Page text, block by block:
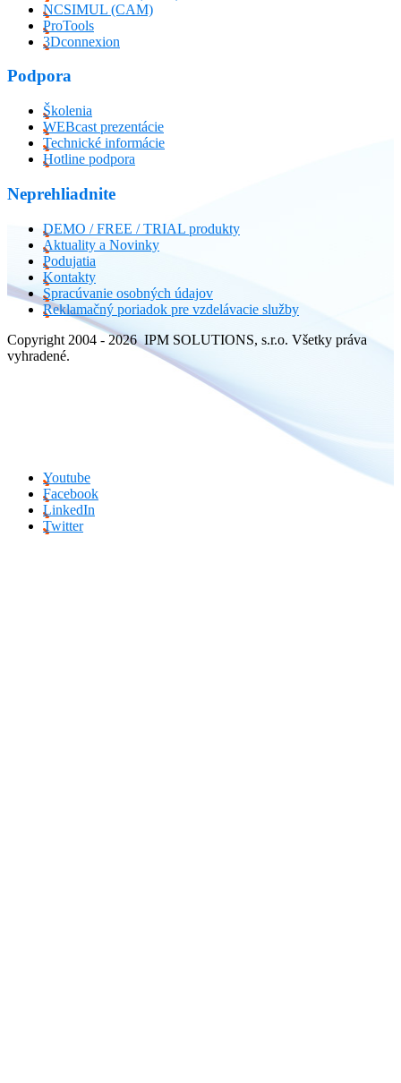
NCSIMUL (CAM)
ProTools
3Dconnexion
Podpora
Školenia
WEBcast prezentácie
Technické informácie
Hotline podpora
Neprehliadnite
DEMO / FREE / TRIAL produkty
Aktuality a Novinky
Podujatia
Kontakty
Spracúvanie osobných údajov
Reklamačný poriadok pre vzdelávacie služby
Copyright 2004 - 2026 IPM SOLUTIONS, s.r.o. Všetky práva
vyhradené.
Youtube
Facebook
LinkedIn
Twitter